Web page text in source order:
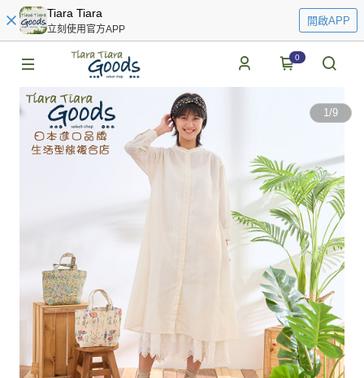
Tiara Tiara
立刻使用官方APP
開啟APP
0
1/9